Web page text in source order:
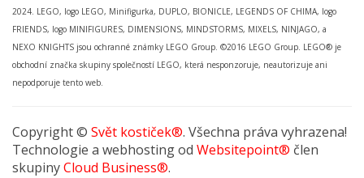
2024. LEGO, logo LEGO, Minifigurka, DUPLO, BIONICLE, LEGENDS OF CHIMA, logo
FRIENDS, logo MINIFIGURES, DIMENSIONS, MINDSTORMS, MIXELS, NINJAGO, a
NEXO KNIGHTS jsou ochranné známky LEGO Group. ©2016 LEGO Group. LEGO® je
obchodní značka skupiny společností LEGO, která nesponzoruje, neautorizuje ani
nepodporuje tento web.
Copyright © Svět kostiček®. Všechna práva vyhrazena!
Technologie a webhosting od Websitepoint® člen
skupinyCloud Business®.